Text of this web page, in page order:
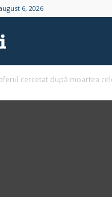
6, 2026
cercetat după moartea